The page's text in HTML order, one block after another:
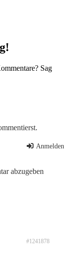
Sag
Anmelden
abzugeben
#1241878